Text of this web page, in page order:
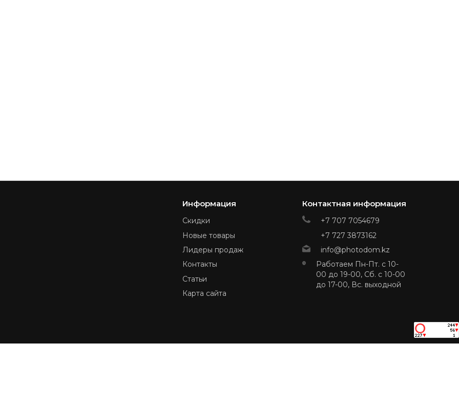
Информация
Скидки
Новые товары
Лидеры продаж
Контакты
Статьи
Карта сайта
Контактная информация
+7 707 7054679
+7 727 3873162
info@photodom.kz
Работаем Пн-Пт. с 10-
00 до 19-00, Сб. с 10-00
до 17-00, Вс. выходной